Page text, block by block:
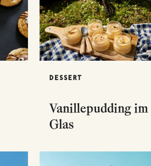
DESSERT
Vanillepudding im
Glas